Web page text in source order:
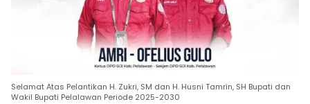
Selamat Atas Pelantikan H. Zukri, SM dan H. Husni Tamrin, SH Bupati dan
Wakil Bupati Pelalawan Periode 2025-2030